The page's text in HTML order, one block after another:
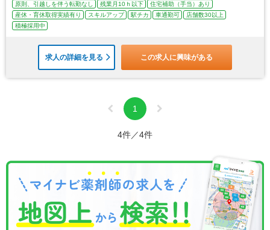
原則、引越しを伴う転勤なし
残業月10ｈ以下
住宅補助（手当）あり
産休・育休取得実績有り
スキルアップ 駅チカ 車通勤可
店舗数30以上
積極採用中
求人の詳細を見る この求人に興味がある
1
4件／4件